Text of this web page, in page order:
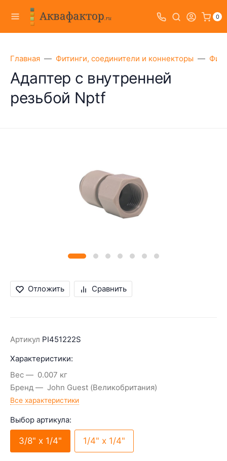
0
Главная Фитинги, соединители и коннекторы
Адаптер с внутренней
резьбой Nptf
Отложить Сравнить
Артикул PI451222S
Характеристики:
Вес
0.007 кг
Бренд
John Guest (Великобритания)
Все характеристики
Выбор артикула:
3/8" х 1/4" 1/4" х 1/4"